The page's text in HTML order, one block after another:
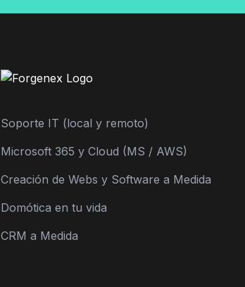
Soporte IT (local y remoto)
Microsoft 365 y Cloud (MS / AWS)
Creación de Webs y Software a Medida
Domótica en tu vida
CRM a Medida